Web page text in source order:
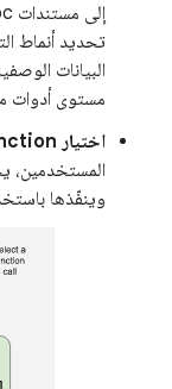
تحديد أنماط
البيانات
مستوى أدوات
اختيار AppFunction وتنفيذها
وينفّذها